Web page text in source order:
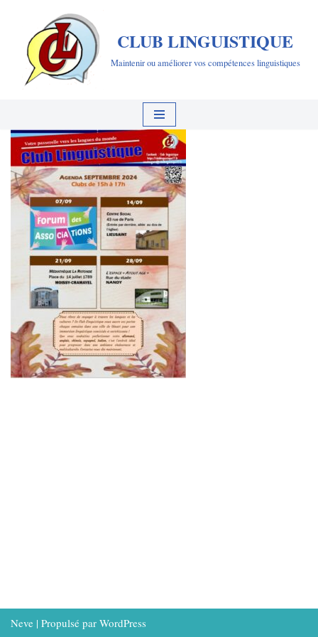
Aller
contenu
CLUB LINGUISTIQUE
Maintenir ou améliorer vos compétences linguistiques
Neve | Propulsé par WordPress